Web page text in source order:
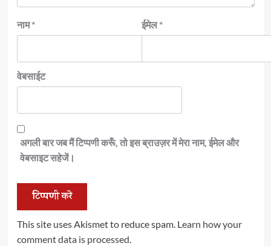
नाम* ईमेल*
वेबसाईट
अगली बार जब मैं टिप्पणी करूँ, तो इस ब्राउज़र में मेरा नाम, ईमेल और
वेबसाइट सहेजें।
This site uses Akismet to reduce spam. Learn how your
comment data is processed.